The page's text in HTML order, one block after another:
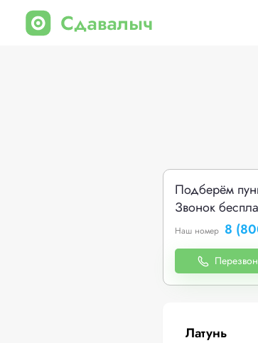
Подберём
Звонок
Наш номер 8
Латунь